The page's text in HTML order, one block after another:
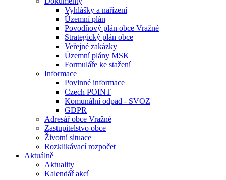
Vyhlášky a nařízení
Územní plán
Povodňový plán obce Vražné
Strategický plán obce
Veřejné zakázky
Územní plány MSK
Formuláře ke stažení
Informace
Povinné informace
Czech POINT
Komunální odpad - SVOZ
GDPR
Adresář obce Vražné
Zastupitelstvo obce
Životní situace
Rozklikávací rozpočet
Aktuálně
Aktuality
Kalendář akcí